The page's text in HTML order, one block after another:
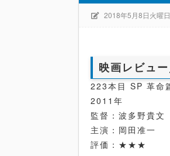
2018年5月8日火曜日
映画レビュ
223本目 SP 革命
2011年
監督：波多野貴文
主演：岡田准一
評価：★★★